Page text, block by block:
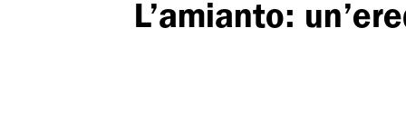
Ramo delle pulizie
Politica ambientale -
L’amianto: